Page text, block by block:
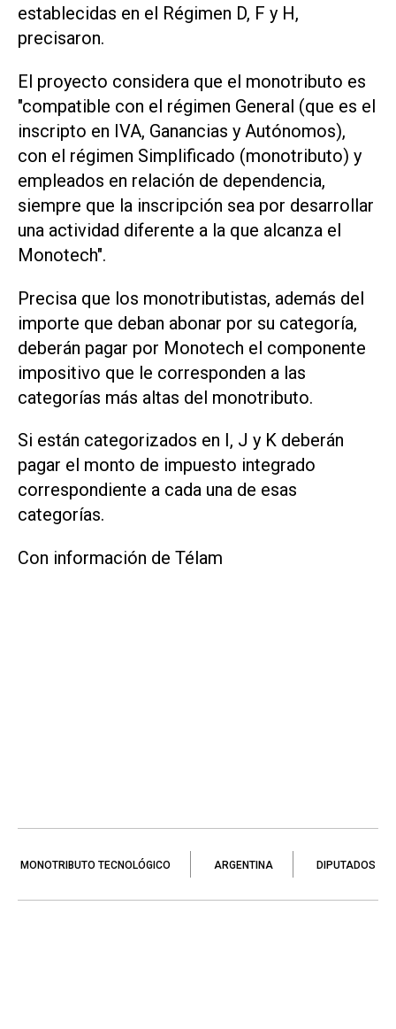
establecidas en el Régimen D, F y H,
precisaron.
El proyecto considera que el monotributo es
"compatible con el régimen General (que es el
inscripto en IVA, Ganancias y Autónomos),
con el régimen Simplificado (monotributo) y
empleados en relación de dependencia,
siempre que la inscripción sea por desarrollar
una actividad diferente a la que alcanza el
Monotech".
Precisa que los monotributistas, además del
importe que deban abonar por su categoría,
deberán pagar por Monotech el componente
impositivo que le corresponden a las
categorías más altas del monotributo.
Si están categorizados en I, J y K deberán
pagar el monto de impuesto integrado
correspondiente a cada una de esas
categorías.
Con información de Télam
MONOTRIBUTO TECNOLÓGICO ARGENTINA DIPUTADOS